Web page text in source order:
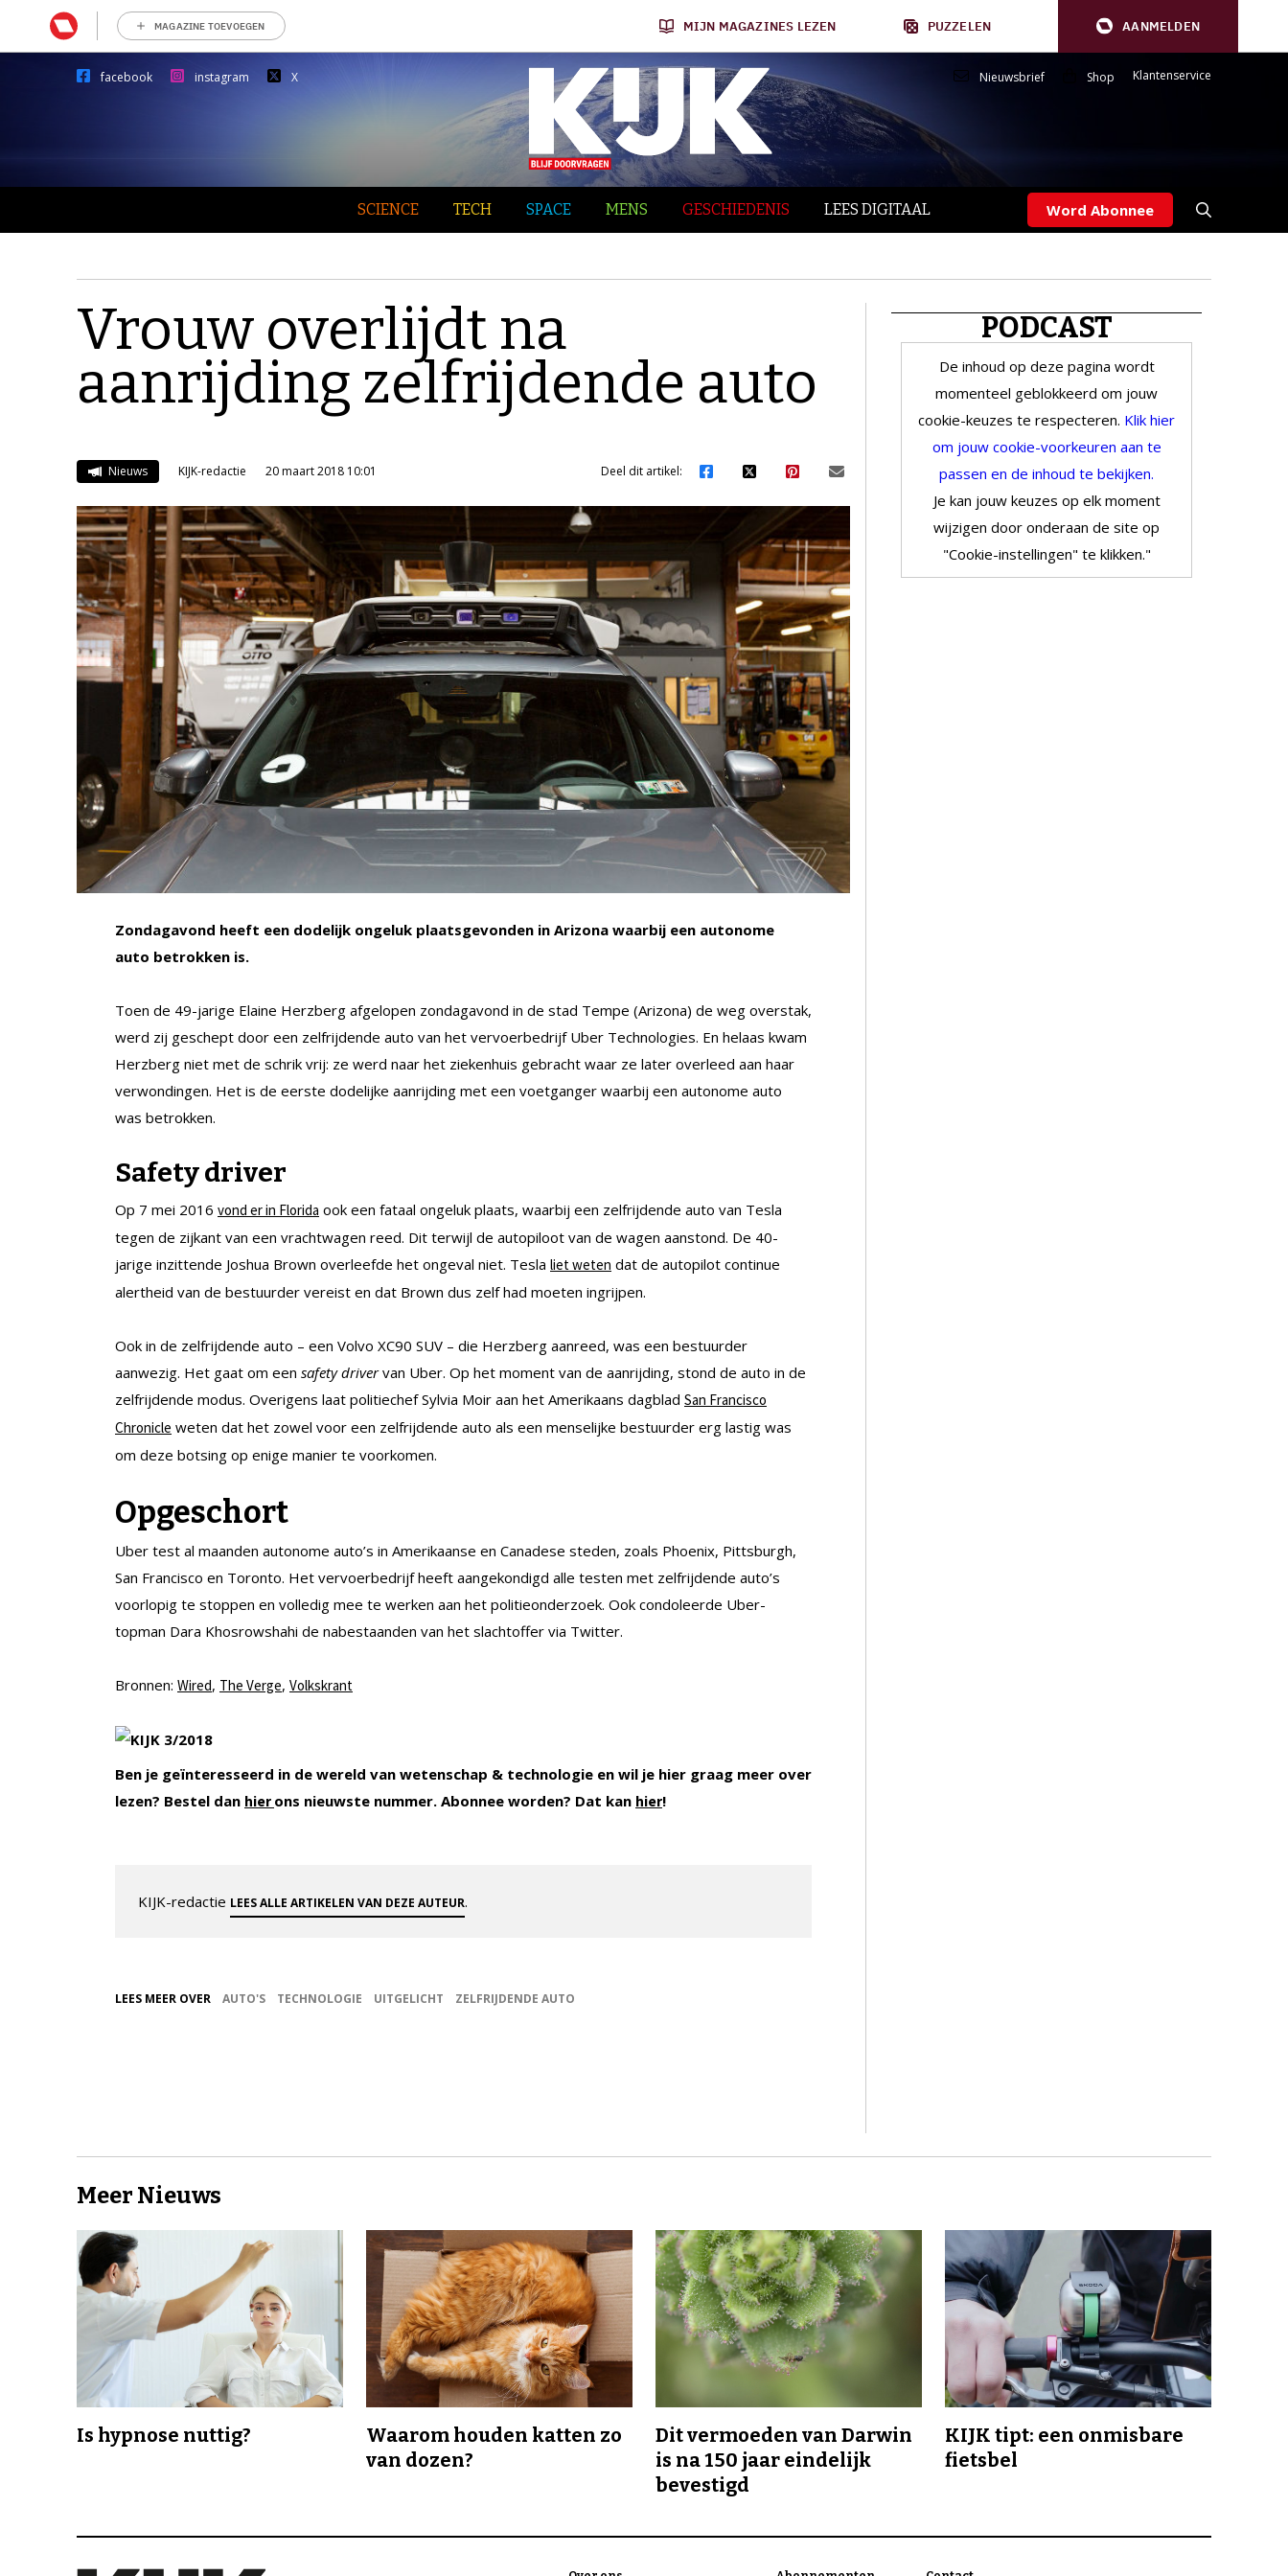
MAGAZINE TOEVOEGEN MIJN MAGAZINES LEZEN PUZZELEN AANMELDEN
facebook instagram X Nieuwsbrief Shop Klantenservice
SCIENCE TECH SPACE MENS GESCHIEDENIS LEES DIGITAAL Word Abonnee
Vrouw overlijdt na
aanrijding zelfrijdende auto
Nieuws KIJK-redactie 20 maart 2018 10:01 Deel dit artikel:
Zondagavond heeft een dodelijk ongeluk plaatsgevonden in Arizona waarbij een autonome
auto betrokken is.
Toen de 49-jarige Elaine Herzberg afgelopen zondagavond in de stad Tempe (Arizona) de weg overstak,
werd zij geschept door een zelfrijdende auto van het vervoerbedrijf Uber Technologies. En helaas kwam
Herzberg niet met de schrik vrij: ze werd naar het ziekenhuis gebracht waar ze later overleed aan haar
verwondingen. Het is de eerste dodelijke aanrijding met een voetganger waarbij een autonome auto
was betrokken.
Safety driver
Op 7 mei 2016 vond er in Florida ook een fataal ongeluk plaats, waarbij een zelfrijdende auto van Tesla
tegen de zijkant van een vrachtwagen reed. Dit terwijl de autopiloot van de wagen aanstond. De 40-
jarige inzittende Joshua Brown overleefde het ongeval niet. Tesla liet weten dat de autopilot continue
alertheid van de bestuurder vereist en dat Brown dus zelf had moeten ingrijpen.
Ook in de zelfrijdende auto – een Volvo XC90 SUV – die Herzberg aanreed, was een bestuurder
aanwezig. Het gaat om een safety drivervan Uber. Op het moment van de aanrijding, stond de auto in de
zelfrijdende modus. Overigens laat politiechef Sylvia Moir aan het Amerikaans dagblad San Francisco
Chronicle weten dat het zowel voor een zelfrijdende auto als een menselijke bestuurder erg lastig was
om deze botsing op enige manier te voorkomen.
Opgeschort
Uber test al maanden autonome auto’s in Amerikaanse en Canadese steden, zoals Phoenix, Pittsburgh,
San Francisco en Toronto. Het vervoerbedrijf heeft aangekondigd alle testen met zelfrijdende auto’s
voorlopig te stoppen en volledig mee te werken aan het politieonderzoek. Ook condoleerde Uber-
topman Dara Khosrowshahi de nabestaanden van het slachtoffer via Twitter.
Bronnen: Wired, The Verge, Volkskrant
Ben je geïnteresseerd in de wereld van wetenschap & technologie en wil je hier graag meer over
lezen? Bestel dan hier ons nieuwste nummer. Abonnee worden? Dat kan hier!
KIJK-redactie LEES ALLE ARTIKELEN VAN DEZE AUTEUR.
LEES MEER OVER AUTO'S TECHNOLOGIE UITGELICHT ZELFRIJDENDE AUTO
PODCAST
De inhoud op deze pagina wordt
momenteel geblokkeerd om jouw
cookie-keuzes te respecteren. Klik hier
om jouw cookie-voorkeuren aan te
passen en de inhoud te bekijken.
Je kan jouw keuzes op elk moment
wijzigen door onderaan de site op
"Cookie-instellingen" te klikken."
Meer Nieuws
Is hypnose nuttig?
Waarom houden katten zo
van dozen?
Dit vermoeden van Darwin
is na 150 jaar eindelijk
bevestigd
KIJK tipt: een onmisbare
fietsbel